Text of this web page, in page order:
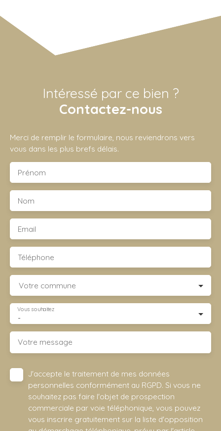
Intéressé par ce bien ?
Contactez-nous
Merci de remplir le formulaire, nous reviendrons vers
vous dans les plus brefs délais.
Prénom
Nom
Email
Téléphone
Votre commune
-
Vous souhaitez
Votre message
J'accepte le traitement de mes données
personnelles conformément au RGPD. Si vous ne
souhaitez pas faire l'objet de prospection
commerciale par voie téléphonique, vous pouvez
vous inscrire gratuitement sur la liste d'opposition